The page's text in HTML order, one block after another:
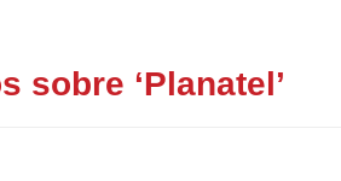
sobre ‘Planatel’